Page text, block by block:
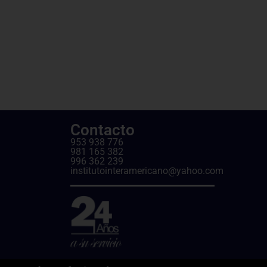
Contacto
953 938 776
981 165 382
996 362 239
institutointeramericano@yahoo.com